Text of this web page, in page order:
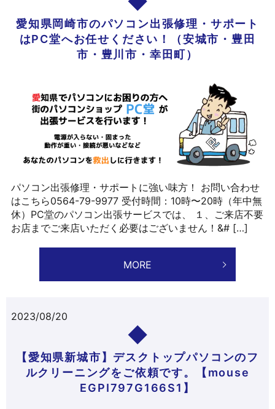
愛知県岡崎市のパソコン出張修理・サポート
はPC堂へお任せください！（安城市・豊田
市・豊川市・幸田町）
パソコン出張修理・サポートに強い味方！ お問い合わせ
はこちら0564-79-9977 受付時間：10時〜20時（年中無
休）PC堂のパソコン出張サービスでは、 １、ご来店不要
お店までご来店いただく必要はございません！&# […]
MORE
2023/08/20
【愛知県新城市】デスクトップパソコンのフ
ルクリーニングをご依頼です。【mouse
EGPI797G166S1】